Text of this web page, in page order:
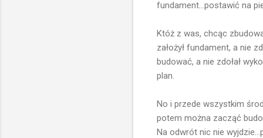
fundament...postawić na
Któż z was, chcąc
założył fundament, a nie
budować, a nie zdołał
plan.
No i przede wszystkim
potem można zacząć
Na odwrót nic nie